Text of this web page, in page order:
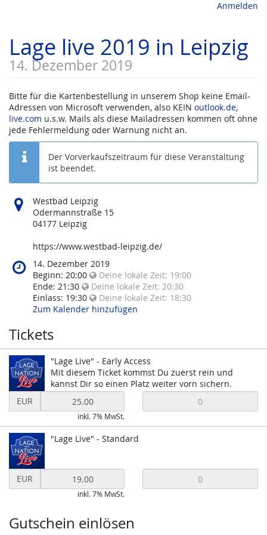
Anmelden
Lage live 2019 in Leipzig
14. Dezember 2019
Bitte für die Kartenbestellung in unserem Shop keine Email-
Adressen von Microsoft verwenden, also KEIN outlook.de,
live.com u.s.w. Mails als diese Mailadressen kommen oft ohne
jede Fehlermeldung oder Warnung nicht an.
Der Vorverkaufszeitraum für diese Veranstaltung
ist beendet.
Wo
findet
diese
statt?
Westbad Leipzig
Odermannstraße 15
04177 Leipzig
https://www.westbad-leipzig.de/
Wann
findet
diese
Veranstaltung
statt?
14. Dezember 2019
Beginn: 20:00 Deine lokale Zeit: 19:00
Ende: 21:30 Deine lokale Zeit: 20:30
Einlass: 19:30 Deine lokale Zeit: 18:30
Zum Kalender hinzufügen
Tickets
"Lage Live" - Early Access
Mit diesem Ticket kommst Du zuerst rein und
kannst Dir so einen Platz weiter vorn sichern.
Preis
für
"Lage
Live"
Early
Access
EUR
inkl. 7% MwSt.
"Lage Live" - Standard
Preis
"Lage
Live"
EUR
inkl. 7% MwSt.
Gutschein einlösen